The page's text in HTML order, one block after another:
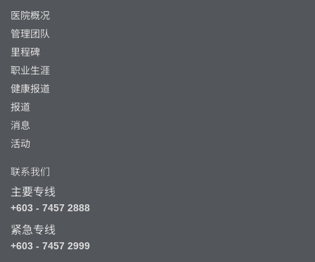
医院概况
管理团队
里程碑
职业生涯
健康报道
报道
消息
活动
联系我们
主要专线
+603 - 7457 2888
紧急专线
+603 - 7457 2999